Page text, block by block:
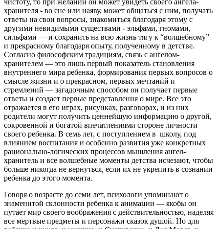
чистоту, то при желании он может увидеть своего ангела-
хранителя - во сне или наяву, может общаться с ним, получать
ответы на свои вопросы, знакомиться благодаря этому с
другими невидимыми существами - эльфами, гномами,
сильфами — и сохранить на всю жизнь тягу к “волшебному”
и прекрасному благодаря опыту, полученному в детстве.
Согласно философским традициям, связь с ангелом-
хранителем — это лишь первый показатель становления
внутреннего мира ребенка, формирования первых вопросов о
смысле жизни и о прекрасном, первых мечтаний и
стремлений — загадочным способом он получает первые
ответы и создает первые представления о мире. Все это
отражается в его играх, рисунках, разговорах, и из них
родители могут получить ценнейшую информацию о другой,
сокровенной и богатой впечатлениями стороне личности
своего ребенка. В семь лет, с поступлением в школу, под
влиянием воспитания и особенно развития уже конкретных
рационально-логических процессов мышления ангел-
хранитель и все волшебные моменты детства исчезают, чтобы
больше никогда не вернуться, если их не укрепить в сознании
ребенка до этого момента.
Говоря о возрасте до семи лет, психологи упоминают о
знаменитой склонности ребенка к анимации — якобы он
путает мир своего воображения с действительностью, наделяя
все мертвые предметы и персонажи сказок душой. Но для